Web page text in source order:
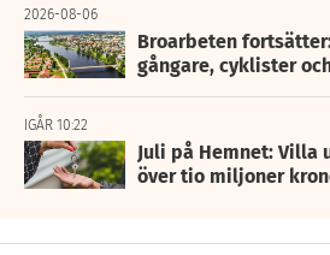
2026-08-06
Broarbeten
gångare, cyklister
IGÅR 10:22
Juli på Hemnet: Villa
över tio miljoner